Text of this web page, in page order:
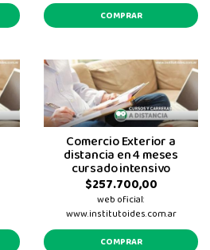
COMPRAR
Comercio Exterior a
distancia en 4 meses
cursado intensivo
$257.700,00
web oficial:
www.institutoides.com.ar
COMPRAR